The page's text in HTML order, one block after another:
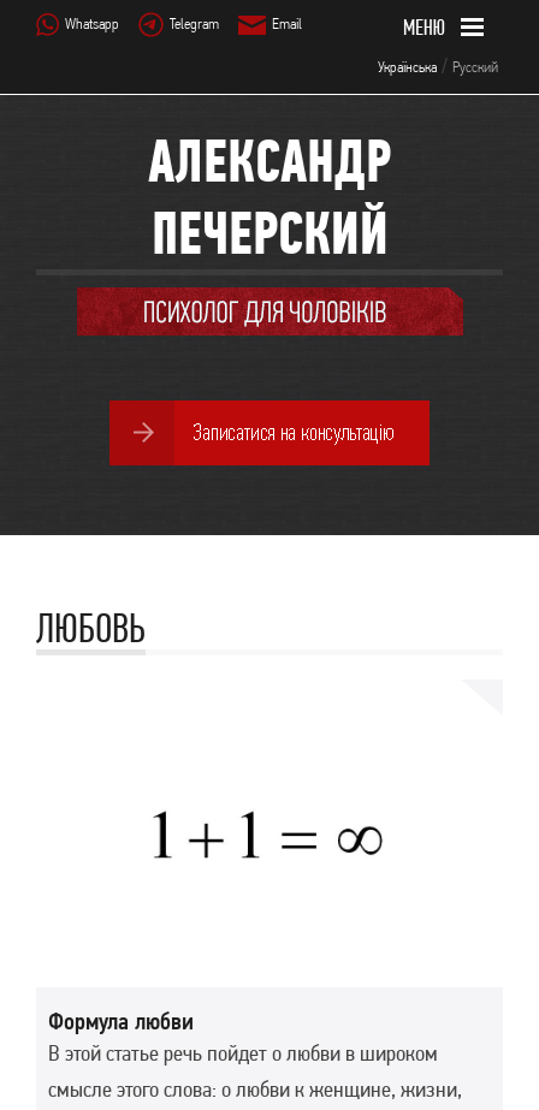
Whatsapp Telegram Email
Українська / Русский
АЛЕКСАНДР
ПЕЧЕРСКИЙ
ЛЮБОВЬ
Формула любви
В этой статье речь пойдет о любви в широком
смысле этого слова: о любви к женщине, жизни,